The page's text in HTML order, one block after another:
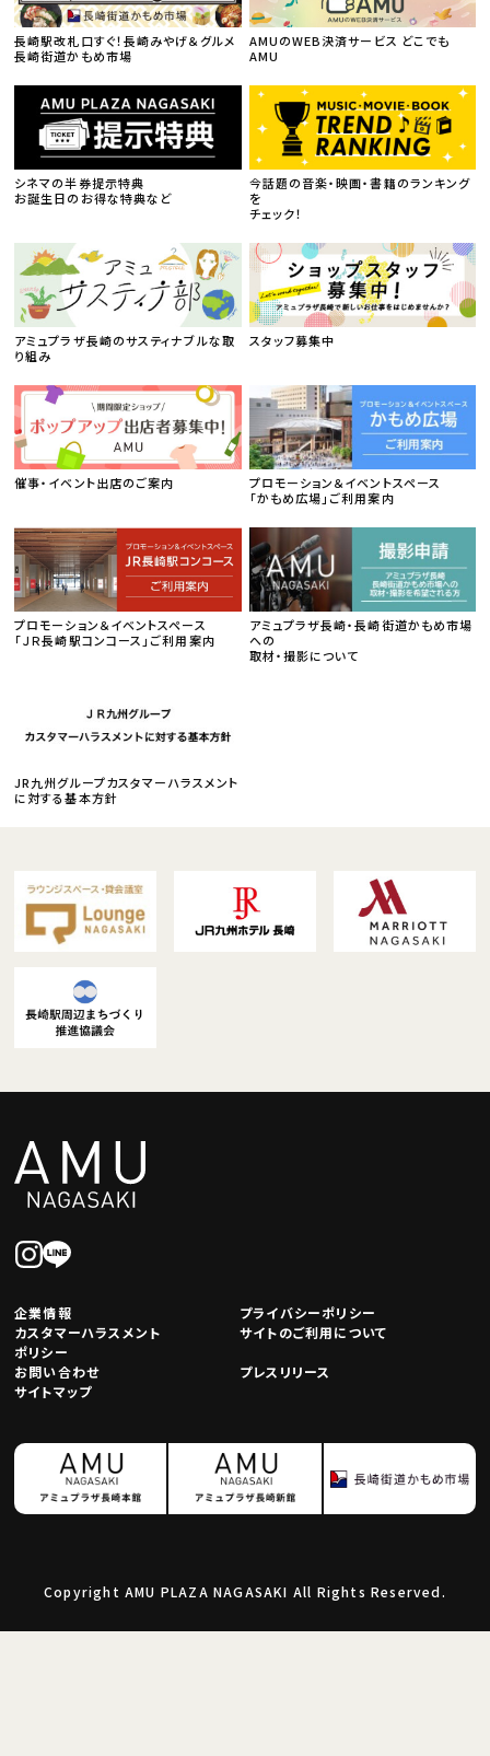
長崎駅改札口すぐ！長崎みやげ＆グルメ
長崎街道かもめ市場
AMUのWEB決済サービス どこでも
AMU
シネマの半券提示特典
お誕生日のお得な特典など
今話題の音楽・映画・書籍のランキング
を
チェック！
アミュプラザ長崎のサスティナブルな取
り組み
スタッフ募集中
催事・イベント出店のご案内
プロモーション＆イベントスペース
「かもめ広場」ご利用案内
プロモーション＆イベントスペース
「ＪＲ長崎駅コンコース」ご利用案内
アミュプラザ長崎・長崎街道かもめ市場
への
取材・撮影について
JR九州グループカスタマーハラスメント
に対する基本方針
企業情報
プライバシーポリシー
カスタマーハラスメント
ポリシー
サイトのご利用について
お問い合わせ
プレスリリース
サイトマップ
Copyright AMU PLAZA NAGASAKI All Rights Reserved.